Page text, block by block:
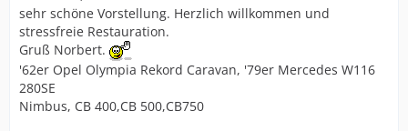
sehr schöne Vorstellung. Herzlich willkommen und
stressfreie Restauration.
Gruß Norbert.
'62er Opel Olympia Rekord Caravan, '79er Mercedes W116
280SE
Nimbus, CB 400,CB 500,CB750